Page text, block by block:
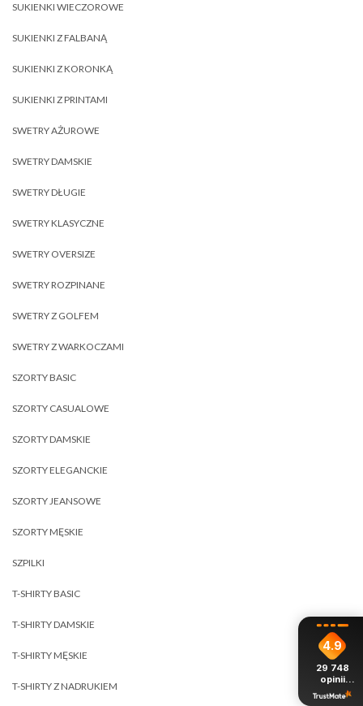
SUKIENKI WIECZOROWE
SUKIENKI Z FALBANĄ
SUKIENKI Z KORONKĄ
SUKIENKI Z PRINTAMI
SWETRY AŻUROWE
SWETRY DAMSKIE
SWETRY DŁUGIE
SWETRY KLASYCZNE
SWETRY OVERSIZE
SWETRY ROZPINANE
SWETRY Z GOLFEM
SWETRY Z WARKOCZAMI
SZORTY BASIC
SZORTY CASUALOWE
SZORTY DAMSKIE
SZORTY ELEGANCKIE
SZORTY JEANSOWE
SZORTY MĘSKIE
SZPILKI
T-SHIRTY BASIC
T-SHIRTY DAMSKIE
T-SHIRTY MĘSKIE
T-SHIRTY Z NADRUKIEM
4.9
29 748
opinii
z całego
okresu